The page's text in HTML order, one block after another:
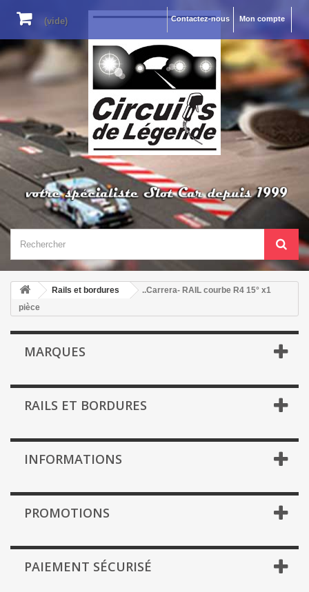
Mon compte
Contactez-nous
(vide)
Rails et bordures
..Carrera- RAIL courbe R4 15° x1
pièce
MARQUES
RAILS ET BORDURES
INFORMATIONS
PROMOTIONS
PAIEMENT SÉCURISÉ